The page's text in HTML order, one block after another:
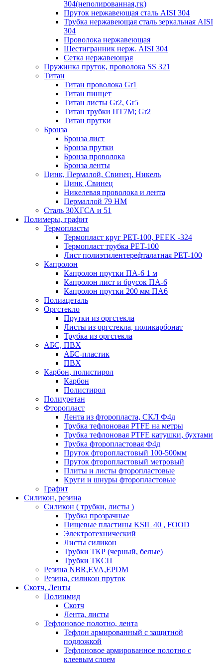
304(неполированная,гк)
Пруток нержавеющая сталь AISI 304
Трубка нержавеющая сталь зеркальная AISI
304
Проволока нержавеющая
Шестигранник нерж. AISI 304
Сетка нержавеющая
Пружинка пруток, проволока SS 321
Титан
Титан проволока Gr1
Титан пинцет
Титан листы Gr2, Gr5
Титан трубки ПТ7М; Gr2
Титан прутки
Бронза
Бронза лист
Бронза прутки
Бронза проволока
Бронза ленты
Цинк, Пермалой, Свинец, Никель
Цинк ,Свинец
Никелевая проволока и лента
Пермаллой 79 НМ
Сталь 30ХГСА и 51
Полимеры, графит
Термопласты
Термопласт круг PET-100, PEEK -324
Термопласт трубка PET-100
Лист полиэтилентерефталатная PET-100
Капролон
Капролон прутки ПА-6 1 м
Капролон лист и брусок ПА-6
Капролон прутки 200 мм ПА6
Полиацеталь
Оргстекло
Прутки из оргстекла
Листы из оргстекла, поликарбонат
Трубка из оргстекла
АБС, ПВХ
АБС-пластик
ПВХ
Карбон, полистирол
Карбон
Полистирол
Полиуретан
Фторопласт
Лента из фторопласта, СКЛ Ф4д
Трубка тефлоновая PTFE на метры
Трубка тефлоновая PTFE катушки, бухтами
Трубка фторопластовая Ф4д
Пруток фторопластовый 100-500мм
Пруток фторопластовый метровый
Плиты и листы фторопластовые
Круги и шнуры фторопластовые
Графит
Силикон, резина
Силикон ( трубки, листы )
Трубка прозрачные
Пищевые пластины KSIL 40 , FOOD
Электротехнический
Листы силикон
Трубки ТКР (черный, белые)
Трубки ТКСП
Резина NBR,EVA,EPDM
Резина, силикон пруток
Скотч, Ленты
Полиимид
Скотч
Лента, листы
Тефлоновое полотно, лента
Тефлон армированный с защитной
подложкой
Тефлоновое армированное полотно с
клеевым слоем